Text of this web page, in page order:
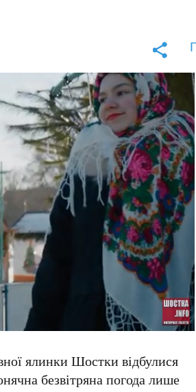
ялинки Шостки відбулися
безвітряна погода лише